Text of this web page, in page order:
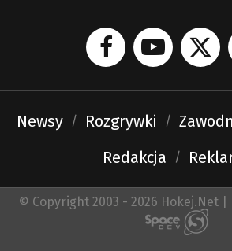
Newsy Rozgrywki
Redakcja
© Copyright 2003 - 2026 Hokej.Net |